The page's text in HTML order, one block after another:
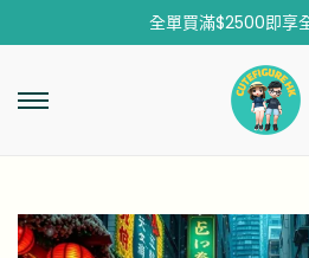
全單買滿$2500即享